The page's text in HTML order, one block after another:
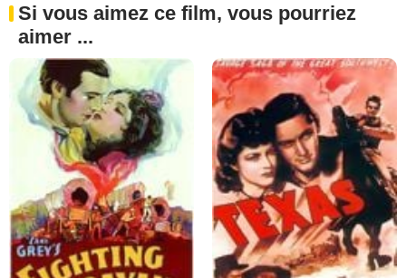
Si vous aimez ce film, vous pourriez
aimer ...